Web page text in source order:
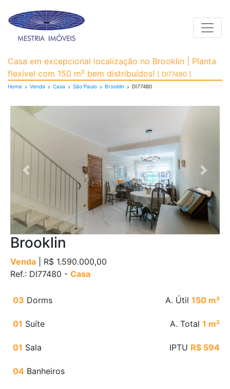
Casa para Venda,
Casa em excepcional localização no Brooklin | Planta
flexível com 150 m² bem distribuídos! [ DI77480 ]
Home Venda Casa São Paulo Brooklin DI77480
Previous Next
Brooklin
Venda | R$ 1.590.000,00
Ref.: DI77480 - Casa
03 Dorms
01 Suíte
01 Sala
04 Banheiros
A. Útil 150 m²
A. Total 1 m²
IPTU R$ 594